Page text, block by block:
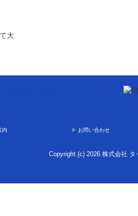
大
内 お問い合わせ
Copyright (c) 2026 株式会社